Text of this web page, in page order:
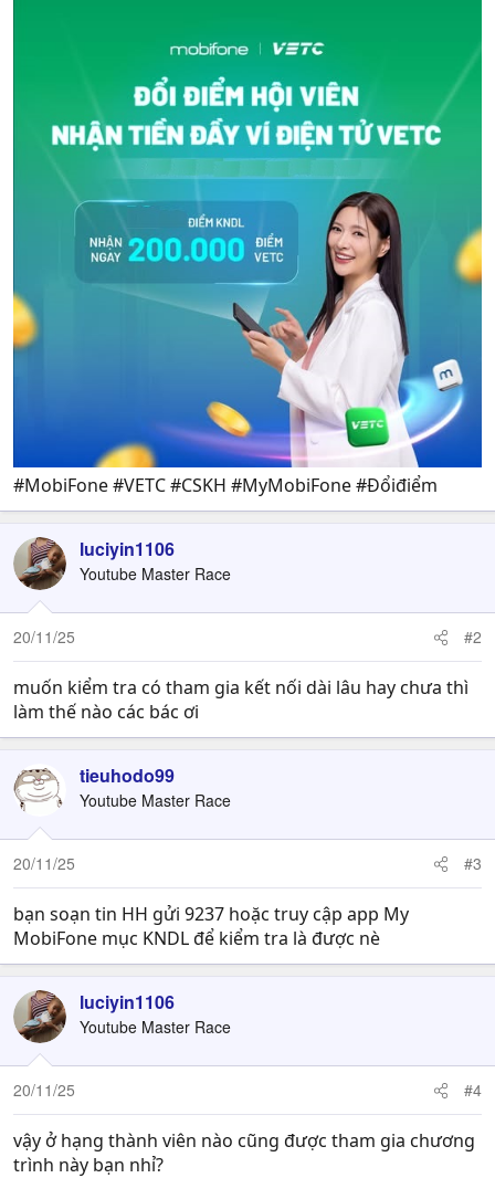
#MobiFone #VETC #CSKH #MyMobiFone #Đổiđiểm
luciyin1106
Youtube Master Race
20/11/25 #2
muốn kiểm tra có tham gia kết nối dài lâu hay chưa thì
làm thế nào các bác ơi
tieuhodo99
Youtube Master Race
20/11/25 #3
bạn soạn tin HH gửi 9237 hoặc truy cập app My
MobiFone mục KNDL để kiểm tra là được nè
luciyin1106
Youtube Master Race
20/11/25 #4
vậy ở hạng thành viên nào cũng được tham gia chương
trình này bạn nhỉ?